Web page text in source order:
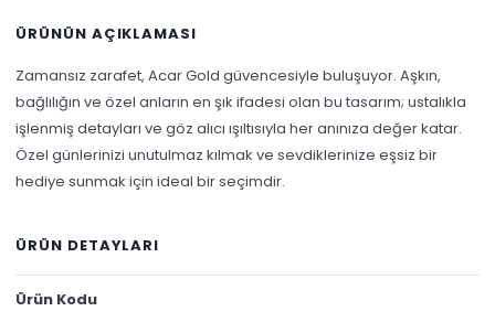
ÜRÜNÜN AÇIKLAMASI
Zamansız zarafet, Acar Gold güvencesiyle buluşuyor. Aşkın,
bağlılığın ve özel anların en şık ifadesi olan bu tasarım; ustalıkla
işlenmiş detayları ve göz alıcı ışıltısıyla her anınıza değer katar.
Özel günlerinizi unutulmaz kılmak ve sevdiklerinize eşsiz bir
hediye sunmak için ideal bir seçimdir.
ÜRÜN DETAYLARI
Ürün Kodu